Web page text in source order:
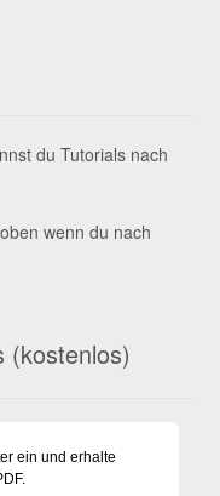
du Tutorials nach
wenn du nach
(kostenlos)
ein und erhalte